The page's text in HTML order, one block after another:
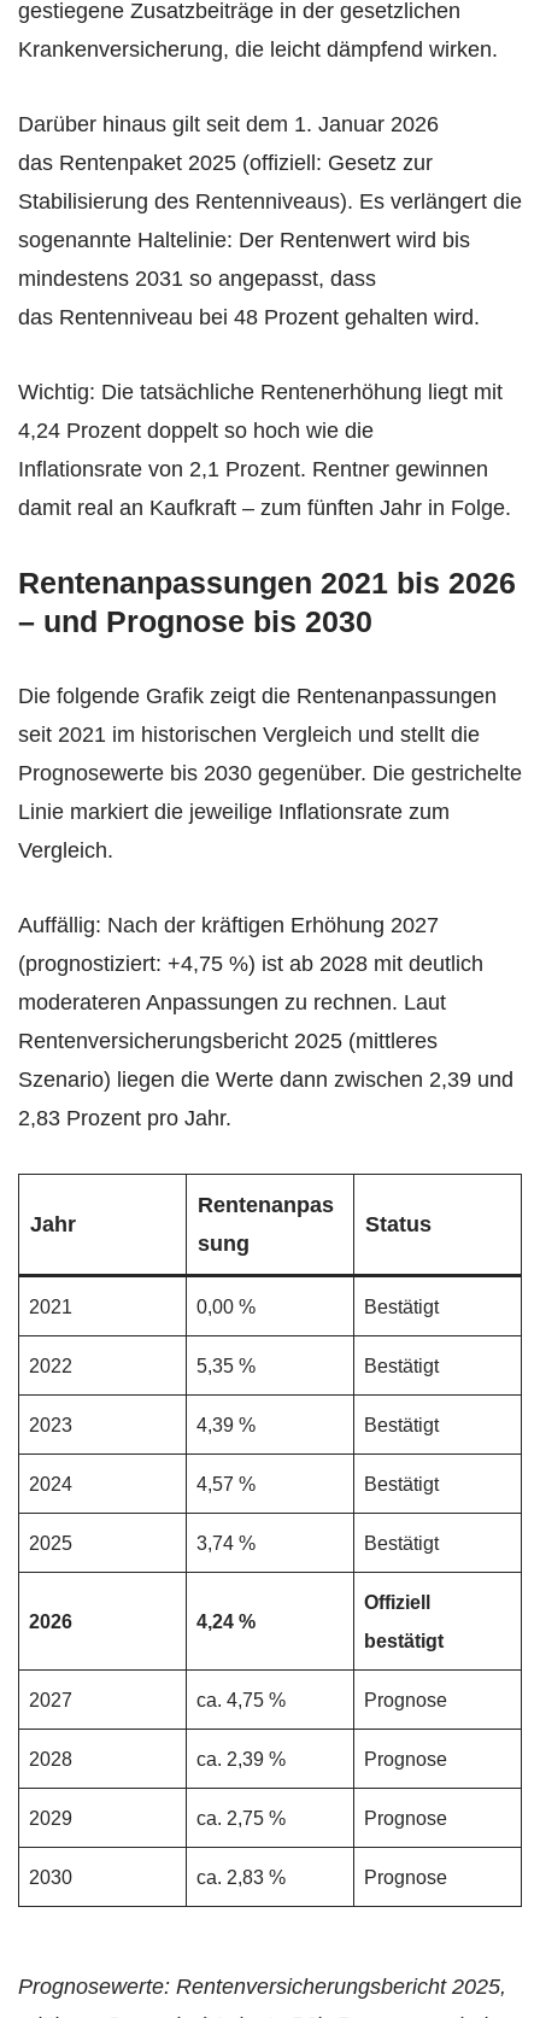
gestiegene Zusatzbeiträge in der gesetzlichen
Krankenversicherung, die leicht dämpfend wirken.
Darüber hinaus gilt seit dem 1. Januar 2026
das Rentenpaket 2025 (offiziell: Gesetz zur
Stabilisierung des Rentenniveaus). Es verlängert die
sogenannte Haltelinie: Der Rentenwert wird bis
mindestens 2031 so angepasst, dass
das Rentenniveau bei 48 Prozent gehalten wird.
Wichtig: Die tatsächliche Rentenerhöhung liegt mit
4,24 Prozent doppelt so hoch wie die
Inflationsrate von 2,1 Prozent. Rentner gewinnen
damit real an Kaufkraft – zum fünften Jahr in Folge.
Rentenanpassungen 2021 bis 2026
– und Prognose bis 2030
Die folgende Grafik zeigt die Rentenanpassungen
seit 2021 im historischen Vergleich und stellt die
Prognosewerte bis 2030 gegenüber. Die gestrichelte
Linie markiert die jeweilige Inflationsrate zum
Vergleich.
Auffällig: Nach der kräftigen Erhöhung 2027
(prognostiziert: +4,75 %) ist ab 2028 mit deutlich
moderateren Anpassungen zu rechnen. Laut
Rentenversicherungsbericht 2025 (mittleres
Szenario) liegen die Werte dann zwischen 2,39 und
2,83 Prozent pro Jahr.
Jahr
Rentenanpas
sung
Status
2021 0,00 % Bestätigt
2022 5,35 % Bestätigt
2023 4,39 % Bestätigt
2024 4,57 % Bestätigt
2025 3,74 % Bestätigt
2026 4,24 %
Offiziell
bestätigt
2027 ca. 4,75 % Prognose
2028 ca. 2,39 % Prognose
2029 ca. 2,75 % Prognose
2030 ca. 2,83 % Prognose
Prognosewerte: Rentenversicherungsbericht 2025,